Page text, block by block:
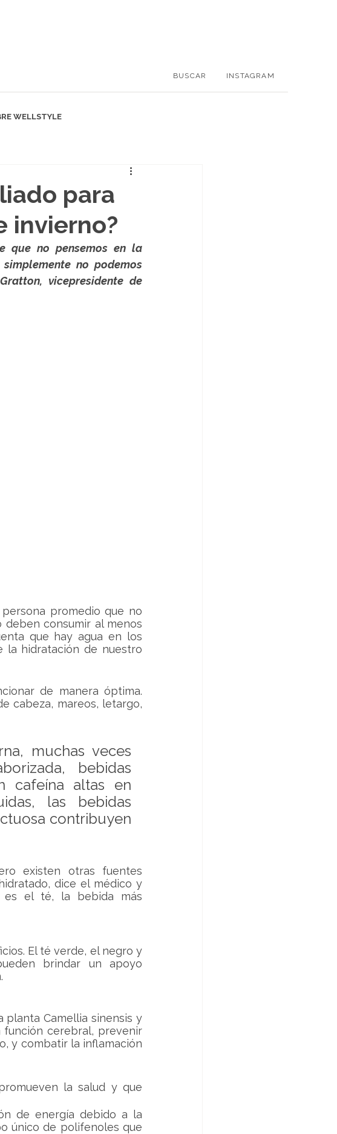
BUSCAR INSTAGRAM
WELLSTYLE
para
invierno?
que no pensemos en la
no podemos
vicepresidente de
promedio que no
consumir al menos
que hay agua en los
la hidratación de nuestro
de manera óptima.
cabeza, mareos, letargo,
muchas veces
bebidas
cafeína altas en
las bebidas
contribuyen
existen otras fuentes
dice el médico y
es el té, la bebida más
El té verde, el negro y
brindar un apoyo
Camellia sinensis y
función cerebral, prevenir
y combatir la inflamación
la salud y que
de energía debido a la
único de polifenoles que